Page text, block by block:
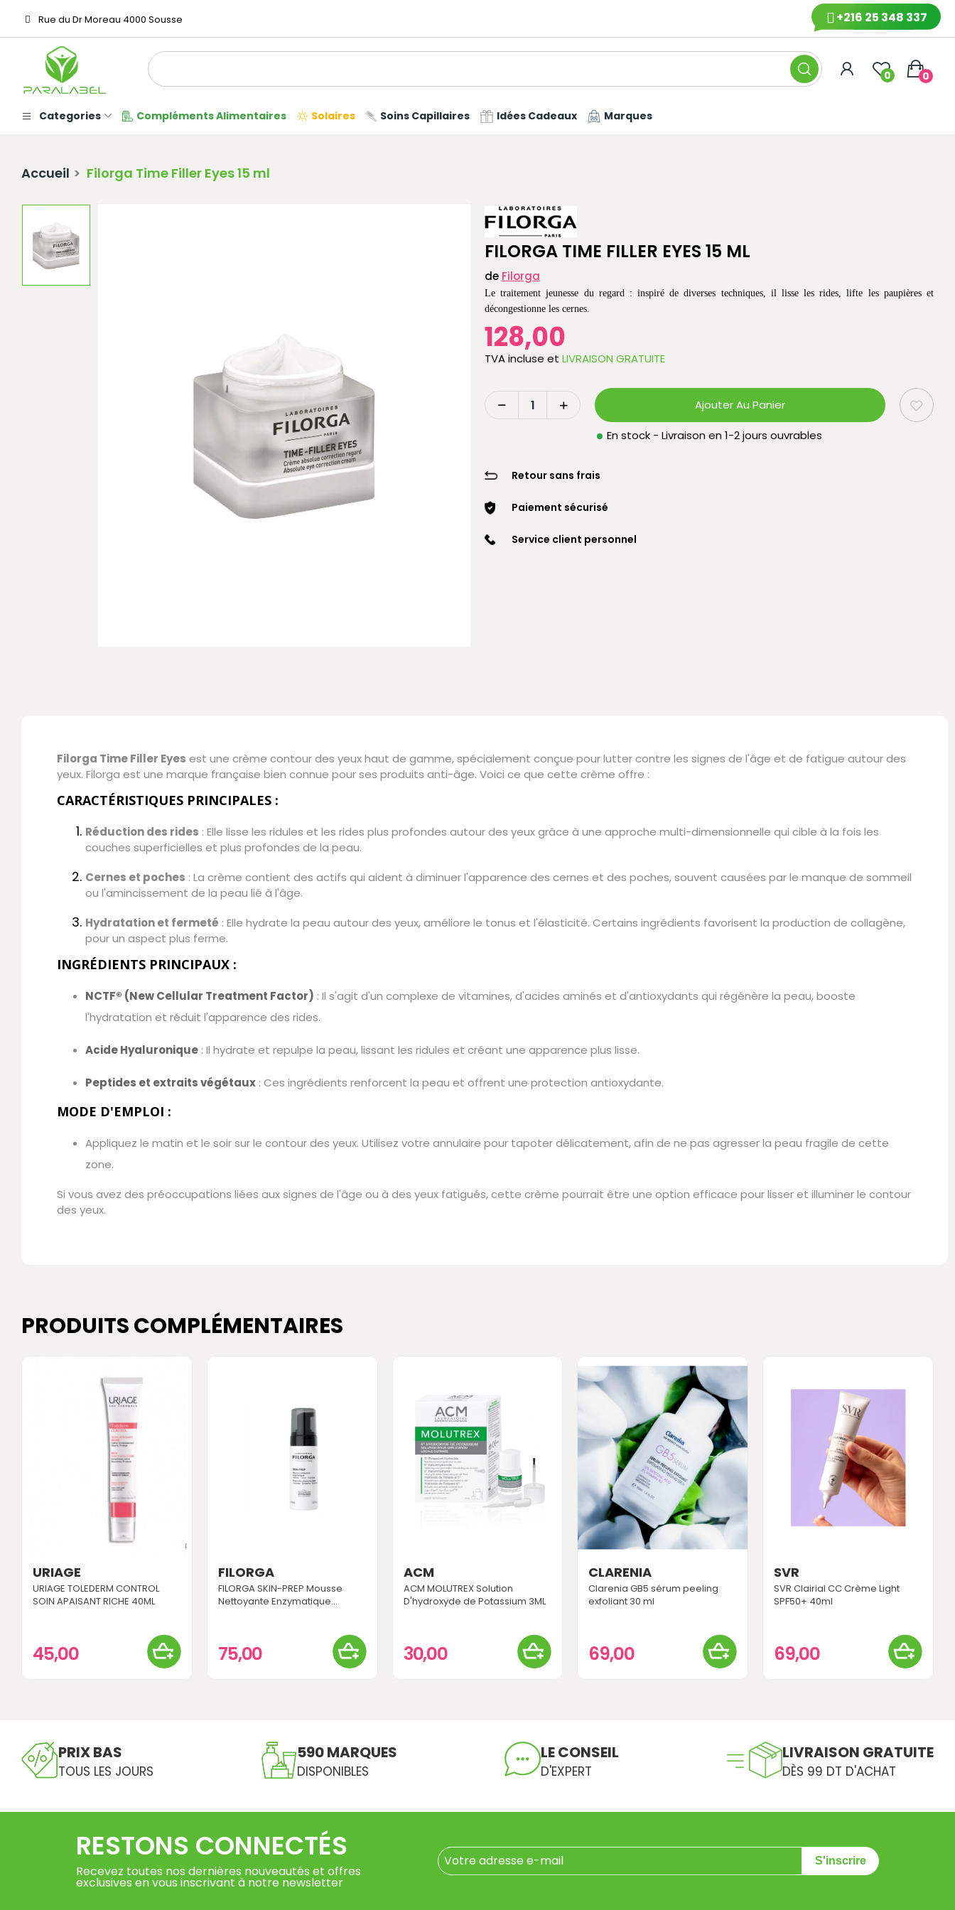
Rue du Dr Moreau 4000 Sousse +216 25 348 337
0 0
Categories Compléments Alimentaires Solaires Soins Capillaires Idées Cadeaux Marques
Accueil Filorga Time Filler Eyes 15 ml
FILORGA TIME FILLER EYES 15 ML
de Filorga
Le traitement jeunesse du regard : inspiré de diverses techniques, il lisse les rides, lifte les paupières et
décongestionne les cernes.
128,00
TVA incluse et LIVRAISON GRATUITE
Ajouter Au Panier
En stock - Livraison en 1-2 jours ouvrables
Retour sans frais
Paiement sécurisé
Service client personnel
Filorga Time Filler Eyes est une crème contour des yeux haut de gamme, spécialement conçue pour lutter contre les signes de l'âge et de fatigue autour des
yeux. Filorga est une marque française bien connue pour ses produits anti-âge. Voici ce que cette crème offre :
CARACTÉRISTIQUES PRINCIPALES :
Réduction des rides : Elle lisse les ridules et les rides plus profondes autour des yeux grâce à une approche multi-dimensionnelle qui cible à la fois les
couches superficielles et plus profondes de la peau.
Cernes et poches : La crème contient des actifs qui aident à diminuer l'apparence des cernes et des poches, souvent causées par le manque de sommeil
ou l'amincissement de la peau lié à l'âge.
Hydratation et fermeté : Elle hydrate la peau autour des yeux, améliore le tonus et l'élasticité. Certains ingrédients favorisent la production de collagène,
pour un aspect plus ferme.
INGRÉDIENTS PRINCIPAUX :
NCTF® (New Cellular Treatment Factor) : Il s'agit d'un complexe de vitamines, d'acides aminés et d'antioxydants qui régénère la peau, booste
l'hydratation et réduit l'apparence des rides.
Acide Hyaluronique : Il hydrate et repulpe la peau, lissant les ridules et créant une apparence plus lisse.
Peptides et extraits végétaux : Ces ingrédients renforcent la peau et offrent une protection antioxydante.
MODE D'EMPLOI :
Appliquez le matin et le soir sur le contour des yeux. Utilisez votre annulaire pour tapoter délicatement, afin de ne pas agresser la peau fragile de cette
zone.
Si vous avez des préoccupations liées aux signes de l'âge ou à des yeux fatigués, cette crème pourrait être une option efficace pour lisser et illuminer le contour
des yeux.
PRODUITS COMPLÉMENTAIRES
URIAGE
URIAGE TOLEDERM CONTROL
SOIN APAISANT RICHE 40ML
45,00
FILORGA
FILORGA SKIN-PREP Mousse
Nettoyante Enzymatique...
75,00
ACM
ACM MOLUTREX Solution
D'hydroxyde de Potassium 3ML
30,00
CLARENIA
Clarenia GB5 sérum peeling
exfoliant 30 ml
69,00
SVR
SVR Clairial CC Crème Light
SPF50+ 40ml
69,00
PRIX BAS
TOUS LES JOURS
590 MARQUES
DISPONIBLES
LE CONSEIL
D'EXPERT
LIVRAISON GRATUITE
DÈS 99 DT D'ACHAT
RESTONS CONNECTÉS
Recevez toutes nos dernières nouveautés et offres
exclusives en vous inscrivant à notre newsletter
S'inscrire